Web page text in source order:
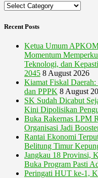
Categories
Recent Posts
Ketua Umum
Momentum
Teknologi, dan
2045 8 August 2026
Kiamat Fiskal
dan PPPK 8 August
SK Sudah Dicabut
Kini Dipolisikan
Buka Rakernas LPM
Organisasi Jadi
Rantai Ekonomi
Belitung Timur
Jangkau 18 Provinsi,
Buka Program Pasti
Peringati HUT ke-1,